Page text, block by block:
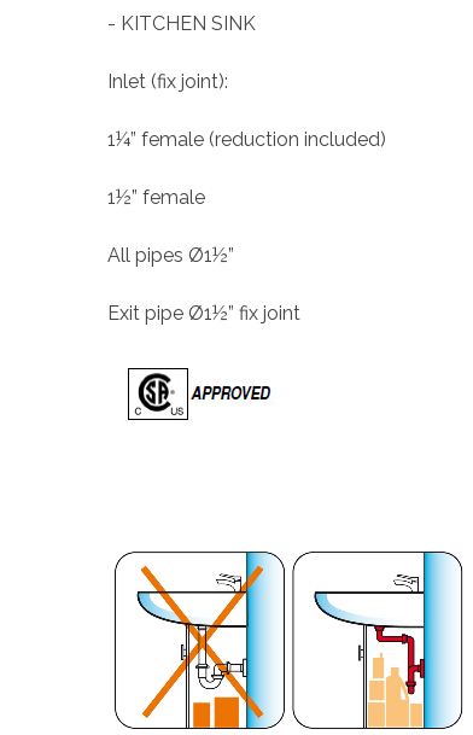
- KITCHEN SINK
Inlet (fix joint):
1¼” female (reduction included)
1½” female
All pipes Ø1½”
Exit pipe Ø1½” fix joint